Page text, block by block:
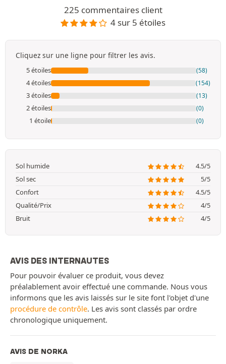
225 commentaires client
4 sur 5 étoiles
Cliquez sur une ligne pour filtrer les avis.
5 étoiles (58)
4 étoiles (154)
3 étoiles (13)
2 étoiles (0)
1 étoile (0)
Sol humide
4.5/5
Sol sec
5/5
Confort
4.5/5
Qualité/Prix
4/5
Bruit
4/5
AVIS DES INTERNAUTES
Pour pouvoir évaluer ce produit, vous devez
préalablement avoir effectué une commande. Nous vous
informons que les avis laissés sur le site font l'objet d'une
procédure de contrôle. Les avis sont classés par ordre
chronologique uniquement.
AVIS DE NORKA